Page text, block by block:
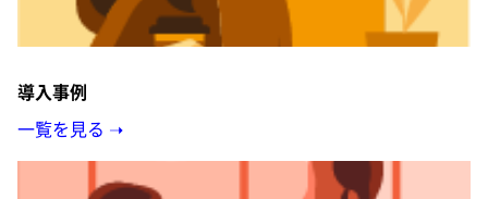
導入事例
一覧を見る ➝